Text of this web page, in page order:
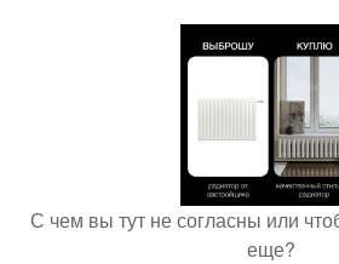
С чем вы тут не согласны или
еще?